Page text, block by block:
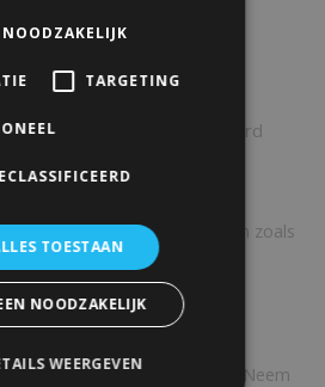
hanteren.
kunnen niet worden
schuifdeur-totaal.nl verkeerd
verkeerd inmeten door de
vallen al onze hout producten zoals
op maat gemaakte
bij, wat moet ik doen?
en retourneren hier niet bij? Neem
TARGETING
TOESTAAN
NOODZAKELIJK
WEERGEVEN